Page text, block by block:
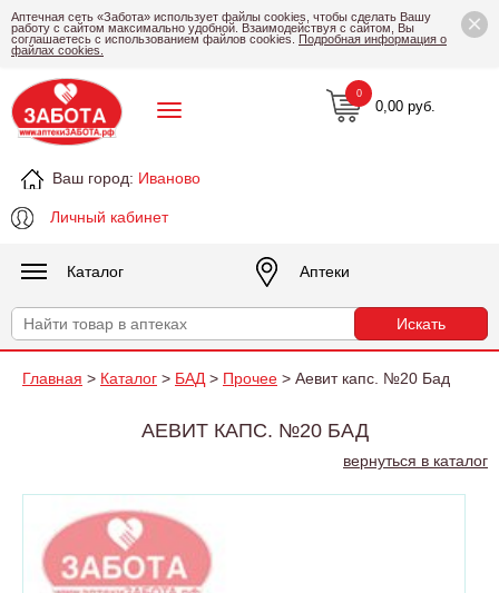
×
Аптечная сеть «Забота» использует файлы cookies, чтобы сделать Вашу
работу с сайтом максимально удобной. Взаимодействуя с сайтом, Вы
соглашаетесь с использованием файлов cookies. Подробная информация о
файлах cookies.
Ваш город: Иваново
Личный кабинет
0,00 руб.
0
Каталог Аптеки
Главная > Каталог > БАД > Прочее > Аевит капс. №20 Бад
АЕВИТ КАПС. №20 БАД
вернуться в каталог